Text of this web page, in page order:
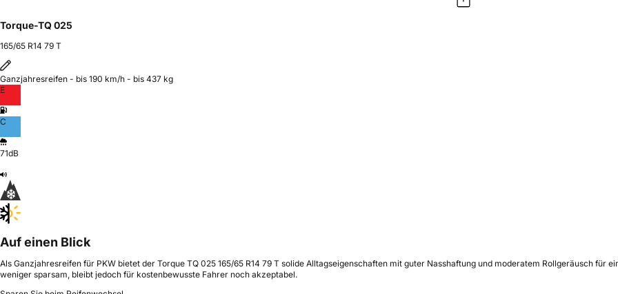
Torque-TQ 025
165/65 R14 79 T
Ganzjahresreifen - bis 190 km/h - bis 437 kg
E
C
71dB
Auf einen Blick
Als Ganzjahresreifen für PKW bietet der Torque TQ 025 165/65 R14 79 T solide Alltagseigenschaften mit guter Nasshaftung und moderatem Rollgeräusch
weniger sparsam, bleibt jedoch für kostenbewusste Fahrer noch akzeptabel.